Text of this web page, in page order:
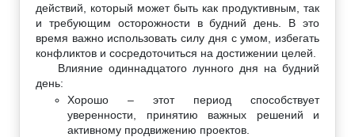
действий, который может быть как продуктивным, так
и требующим осторожности в будний день. В это
время важно использовать силу дня с умом, избегать
конфликтов и сосредоточиться на достижении целей.
Влияние одиннадцатого лунного дня на будний
день:
Хорошо – этот период способствует
уверенности, принятию важных решений и
активному продвижению проектов.